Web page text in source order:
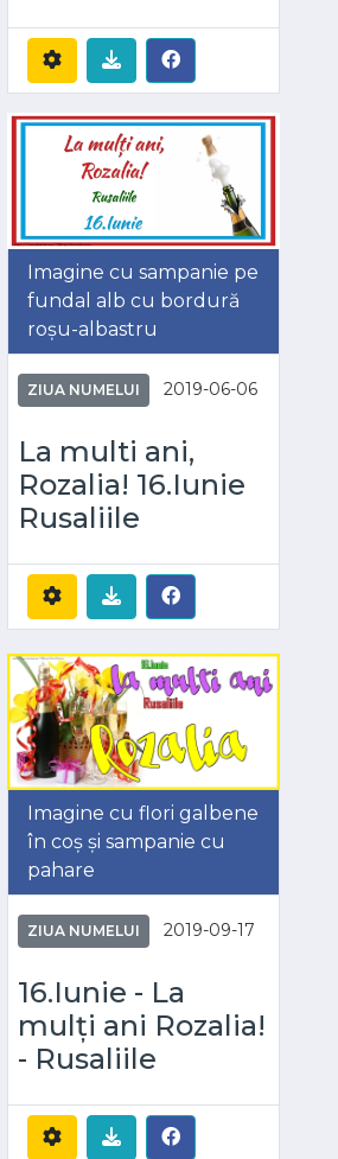
Imagine cu sampanie pe
fundal alb cu bordură
roșu-albastru
ZIUA NUMELUI 2019-06-06
La multi ani,
Rozalia! 16.Iunie
Rusaliile
Imagine cu flori galbene
în coș și sampanie cu
pahare
ZIUA NUMELUI 2019-09-17
16.Iunie - La
mulți ani Rozalia!
- Rusaliile